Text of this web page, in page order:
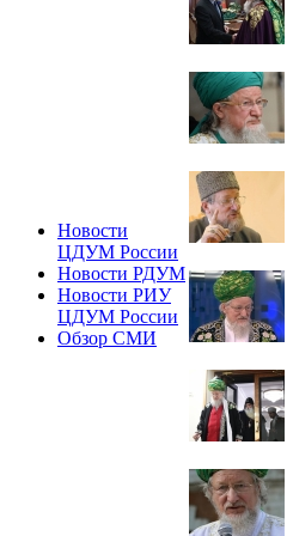
Новости
ЦДУМ России
Новости РДУМ
Новости РИУ
ЦДУМ России
Обзор СМИ